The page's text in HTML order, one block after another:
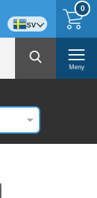
0
sv
Meny